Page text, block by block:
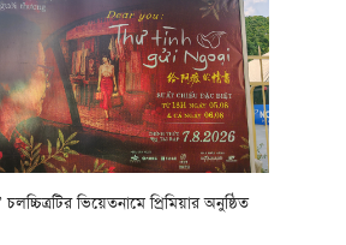
ভিয়েতনামে প্রিমিয়ার অনুষ্ঠিত